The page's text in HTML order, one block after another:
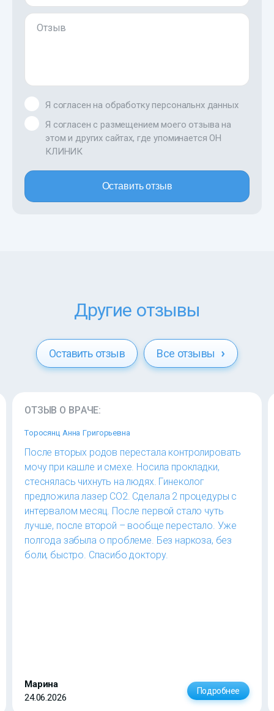
Отзыв
Я согласен на обработку персональнх данных
Я согласен с размещением моего отзыва на
этом и других сайтах, где упоминается ОН
КЛИНИК
Оставить отзыв
Другие отзывы
Оставить отзыв Все отзывы
ОТЗЫВ О ВРАЧЕ:
Торосянц Анна Григорьевна
После вторых родов перестала контролировать
мочу при кашле и смехе. Носила прокладки,
стеснялась чихнуть на людях. Гинеколог
предложила лазер CO2. Сделала 2 процедуры с
интервалом месяц. После первой стало чуть
лучше, после второй – вообще перестало. Уже
полгода забыла о проблеме. Без наркоза, без
боли, быстро. Спасибо доктору.
Марина
24.06.2026
Подробнее